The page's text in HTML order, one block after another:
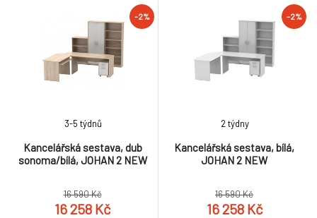
-2%
Kancelářská sestava, dub
sonoma/bílá, JOHAN 2 NEW
3-5 týdnů
16 590 Kč
16 258 Kč
-2%
Kancelářská sestava, bílá,
JOHAN 2 NEW
2 týdny
16 590 Kč
16 258 Kč